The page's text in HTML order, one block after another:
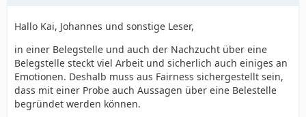
Hallo Kai, Johannes und sonstige Leser,
in einer Belegstelle und auch der Nachzucht über eine
Belegstelle steckt viel Arbeit und sicherlich auch einiges an
Emotionen. Deshalb muss aus Fairness sichergestellt sein,
dass mit einer Probe auch Aussagen über eine Belestelle
begründet werden können.